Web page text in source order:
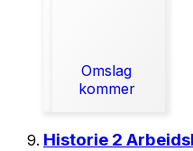
Omslag
kommer
Historie 2